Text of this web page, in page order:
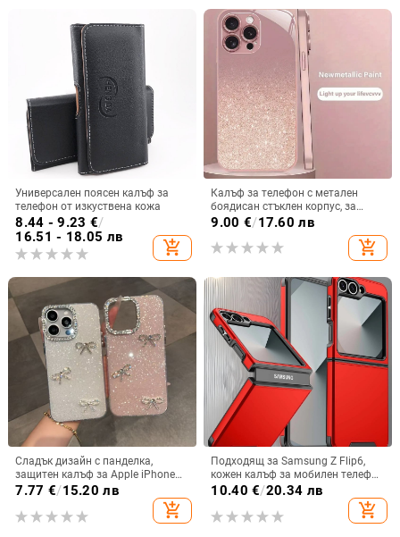
Универсален поясен калъф за
телефон от изкуствена кожа
8.44 - 9.23 €/
16.51 - 18.05 лв
add_shopping_cart
Калъф за телефон с метален
боядисан стъклен корпус, за
iPhone 11–14 Pro Max,
9.00 €/17.60 лв
add_shopping_cart
Сладък дизайн с панделка,
защитен калъф за Apple iPhone
11–15 Pro Max, пълен обхват
7.77 €/15.20 лв
add_shopping_cart
Подходящ за Samsung Z Flip6,
кожен калъф за мобилен телефон
Flip5, твърд двустранен калъф
против падане за Flip7, защитен
калъф Armor
10.40 €/20.34 лв
add_shopping_cart